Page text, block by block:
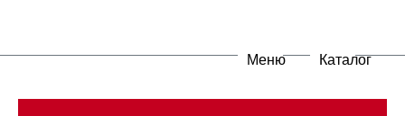
Меню Каталог